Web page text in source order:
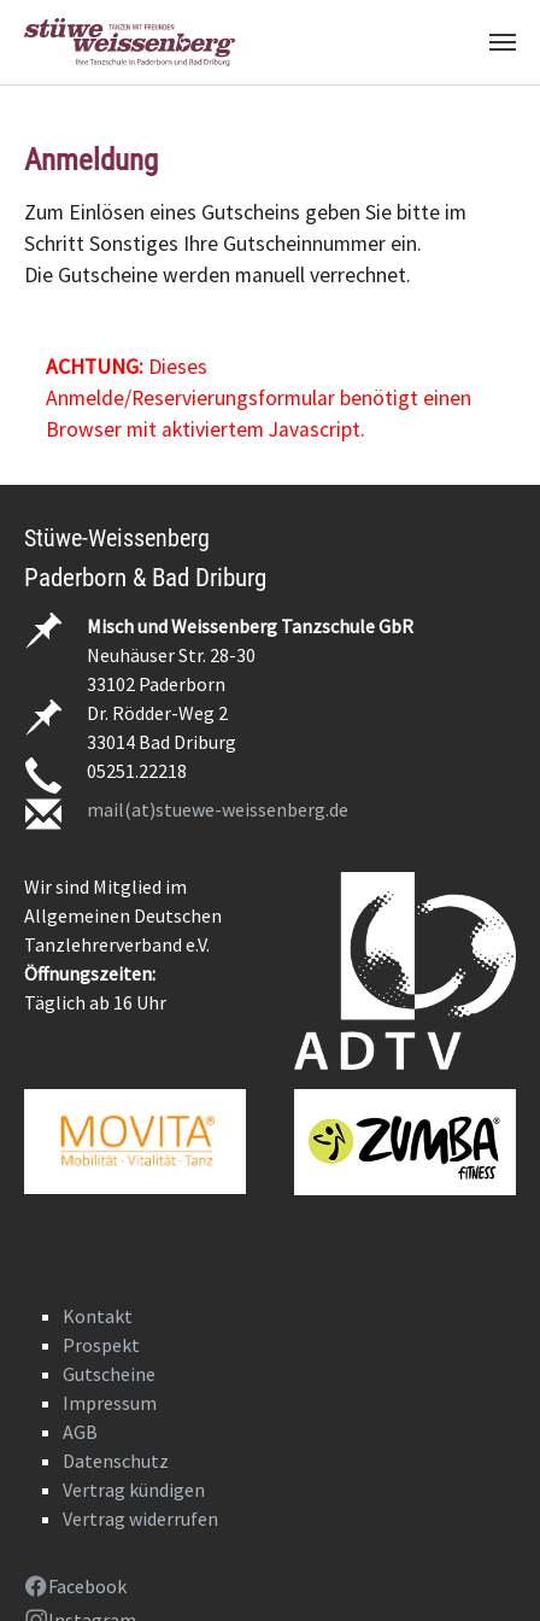
Anmeldung
Zum Einlösen eines Gutscheins geben Sie bitte im
Schritt Sonstiges Ihre Gutscheinnummer ein.
Die Gutscheine werden manuell verrechnet.
ACHTUNG:Dieses
Anmelde/Reservierungsformular benötigt einen
Browser mit aktiviertem Javascript.
Stüwe-Weissenberg
Paderborn & Bad Driburg
Misch und Weissenberg Tanzschule GbR
Neuhäuser Str. 28-30
33102 Paderborn
Dr. Rödder-Weg 2
33014 Bad Driburg
05251.22218
mail(at)stuewe-weissenberg.de
Wir sind Mitglied im
Allgemeinen Deutschen
Tanzlehrerverband e.V.
Öffnungszeiten:
Täglich ab 16 Uhr
Kontakt
Prospekt
Gutscheine
Impressum
AGB
Datenschutz
Vertrag kündigen
Vertrag widerrufen
Facebook